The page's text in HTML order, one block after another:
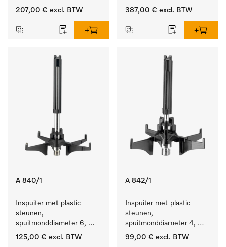
207,00 € excl. BTW
lengte 90 mm, 20 stuks
387,00 € excl. BTW
A 840/1
Inspuiter met plastic
steunen,
spuitmonddiameter 6,
lengte 130 mm, 5 stuks.
125,00 € excl. BTW
A 842/1
Inspuiter met plastic
steunen,
spuitmonddiameter 4,
lengte 90 mm, 5 stuks
99,00 € excl. BTW